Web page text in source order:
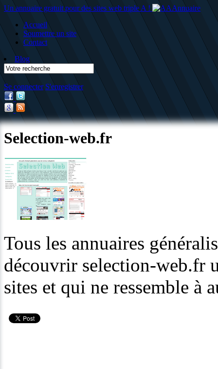
Un annuaire gratuit pour des sites web triple A !
Accueil
Soumettre un site
Contact
Blog
Se connecter S'enregistrer
Selection-web.fr
Tous les annuaires
découvrir selection-web.fr
sites et qui ne ressemble à